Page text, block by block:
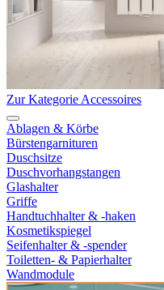
Zur Kategorie Accessoires
Ablagen & Körbe
Bürstengarnituren
Duschsitze
Duschvorhangstangen
Glashalter
Griffe
Handtuchhalter & -haken
Kosmetikspiegel
Seifenhalter & -spender
Toiletten- & Papierhalter
Wandmodule